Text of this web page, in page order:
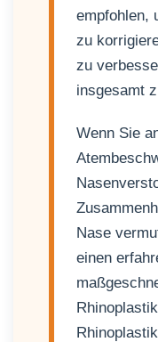
empfohlen,
zu
zu
insgesamt
Wenn Sie
Nase
einen